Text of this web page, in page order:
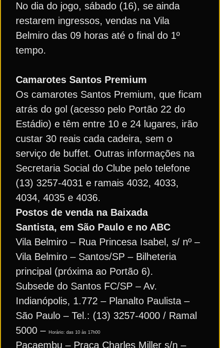
No dia do jogo, sábado (16), se ainda
restarem ingressos, vendas na Vila
Belmiro das 09 horas até o final do 1º
tempo.
Camarotes Santos Premium
Os camarotes Santos Premium, que ficam
atrás do gol (acesso pelo Portão 22 do
Estádio) e têm entre 10 e 24 lugares, irão
custar 30 reais cada cadeira, sem o
serviço de buffet. Outras informações na
Secretaria Social do Clube pelo telefone
(13) 3257-4031 e ramais 4032, 4033,
4034, 4035 e 4036.
Postos de venda na Baixada
Santista, em São Paulo e no ABC
Vila Belmiro – Rua Princesa Isabel, s/ nº –
Vila Belmiro – Santos/SP – Bilheteria
principal (próxima ao Portão 6).
Subsede do Santos FC/SP – Av.
Indianópolis, 1.772 – Planalto Paulista –
São Paulo – Tel.: (13) 3257-4000 / Ramal
5000 – Horário: das 10 às 17h00
Pacaembu – Praça Charles Miller s/n –